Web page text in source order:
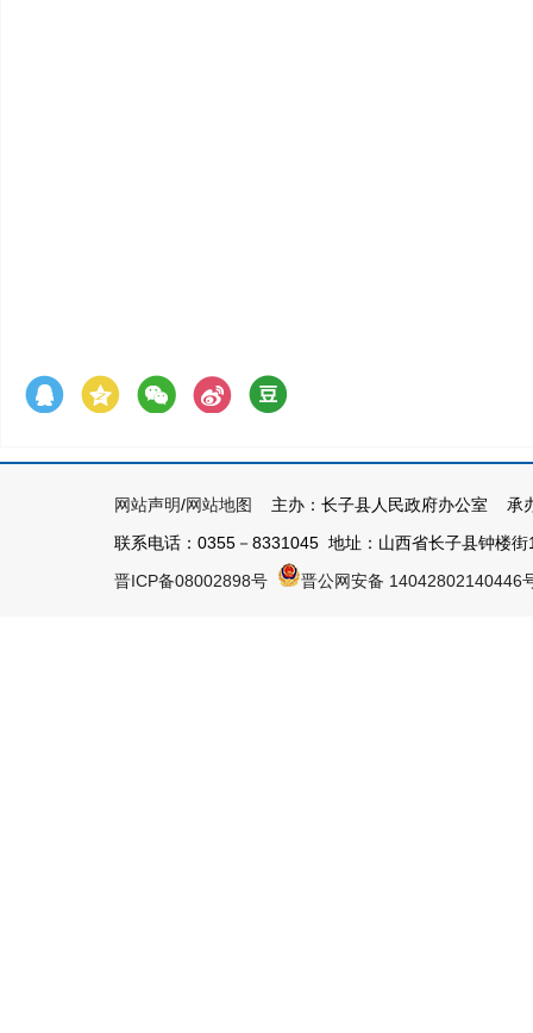
网站声明/网站地图
主办：长子县人民政府办公室 承
联系电话：0355－8331045 地址：山西省长子县钟楼
晋ICP备08002898号
晋公网安备 14042802140446